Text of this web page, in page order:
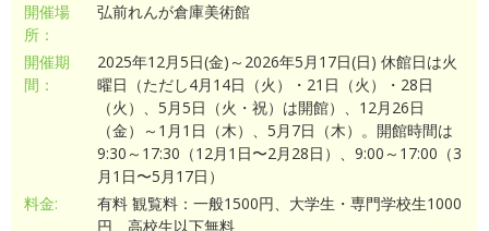
開催場
所：
弘前れんが倉庫美術館
開催期
間：
2025年12月5日(金)～2026年5月17日(日) 休館日は火
曜日（ただし4月14日（火）・21日（火）・28日
（火）、5月5日（火・祝）は開館）、12月26日
（金）～1月1日（木）、5月7日（木）。開館時間は
9:30～17:30（12月1日〜2月28日）、9:00～17:00（3
月1日〜5月17日）
料金:
有料 観覧料：一般1500円、大学生・専門学校生1000
円、高校生以下無料